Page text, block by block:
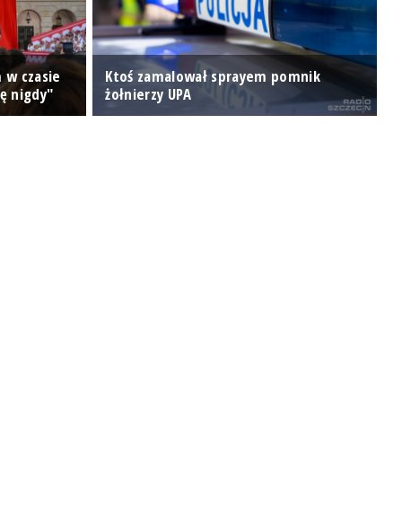
czasie
nigdy"
Ktoś zamalował sprayem pomnik
żołnierzy UPA